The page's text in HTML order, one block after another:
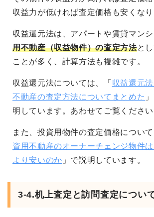
収益力が低ければ査定価格も安くなり
収益還元法は、アパートや賃貸マン
用不動産（収益物件）の査定方法と
ことが多く、計算方法も複雑です。
収益還元法については、「 収益還元
不動産の査定方法についてまとめた
明しています。あわせてご覧ください
また、投資用物件の査定価格について
資用不動産のオーナーチェンジ物件
より安いのか 」で説明しています。
3-4.机上査定と訪問査定につい